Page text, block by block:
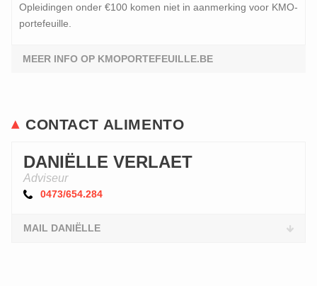
Opleidingen onder €100 komen niet in aanmerking voor KMO-
portefeuille.
MEER INFO OP KMOPORTEFEUILLE.BE
CONTACT ALIMENTO
DANIËLLE VERLAET
Adviseur
0473/654.284
MAIL DANIËLLE